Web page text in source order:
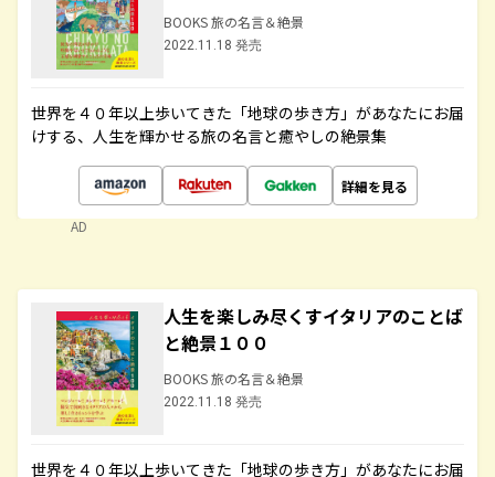
BOOKS 旅の名言＆絶景
2022.11.18 発売
世界を４０年以上歩いてきた「地球の歩き方」があなたにお届
けする、人生を輝かせる旅の名言と癒やしの絶景集
詳細を見る
AD
人生を楽しみ尽くすイタリアのことば
と絶景１００
BOOKS 旅の名言＆絶景
2022.11.18 発売
世界を４０年以上歩いてきた「地球の歩き方」があなたにお届